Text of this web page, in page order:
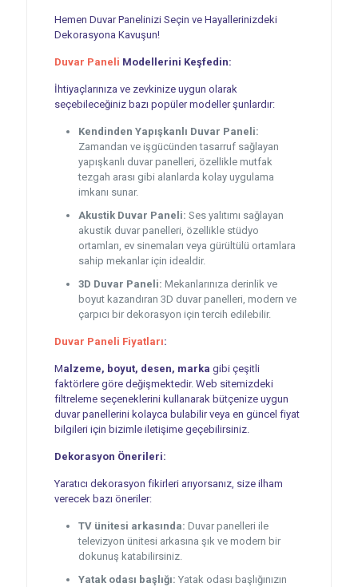
Hemen Duvar Panelinizi Seçin ve Hayallerinizdeki
Dekorasyona Kavuşun!
Duvar Paneli Modellerini Keşfedin:
İhtiyaçlarınıza ve zevkinize uygun olarak
seçebileceğiniz bazı popüler modeller şunlardır:
Kendinden Yapışkanlı Duvar Paneli:
Zamandan ve işgücünden tasarruf sağlayan
yapışkanlı duvar panelleri, özellikle mutfak
tezgah arası gibi alanlarda kolay uygulama
imkanı sunar.
Akustik Duvar Paneli: Ses yalıtımı sağlayan
akustik duvar panelleri, özellikle stüdyo
ortamları, ev sinemaları veya gürültülü ortamlara
sahip mekanlar için idealdir.
3D Duvar Paneli: Mekanlarınıza derinlik ve
boyut kazandıran 3D duvar panelleri, modern ve
çarpıcı bir dekorasyon için tercih edilebilir.
Duvar Paneli Fiyatları:
Malzeme, boyut, desen, marka gibi çeşitli
faktörlere göre değişmektedir. Web sitemizdeki
filtreleme seçeneklerini kullanarak bütçenize uygun
duvar panellerini kolayca bulabilir veya en güncel fiyat
bilgileri için bizimle iletişime geçebilirsiniz.
Dekorasyon Önerileri:
Yaratıcı dekorasyon fikirleri arıyorsanız, size ilham
verecek bazı öneriler:
TV ünitesi arkasında: Duvar panelleri ile
televizyon ünitesi arkasına şık ve modern bir
dokunuş katabilirsiniz.
Yatak odası başlığı: Yatak odası başlığınızın